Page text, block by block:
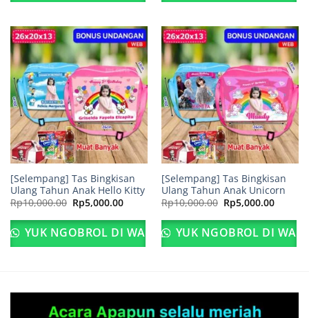
[Selempang] Tas Bingkisan
Ulang Tahun Anak Hello Kitty
Rp10,000.00 Harga
aslinya
adalah:
Rp10,000.00.
Rp5,000.00Harga
ini
adalah:
Rp5,000.00.
YUK NGOBROL DI WA
[Selempang] Tas Bingkisan
Ulang Tahun Anak Unicorn
Rp10,000.00 Harga
aslinya
adalah:
Rp10,000.00.
Rp5,000.00Harga
ini
adalah:
YUK NGOBROL DI WA